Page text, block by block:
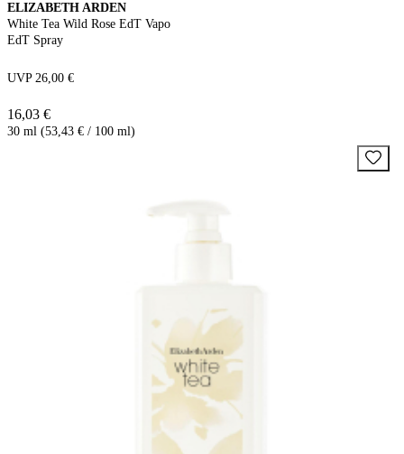
ELIZABETH ARDEN
White Tea Wild Rose EdT Vapo
EdT Spray
UVP 26,00 €
16,03 €
30 ml (53,43 € / 100 ml)